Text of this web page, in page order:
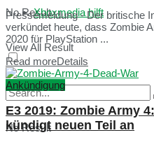
No Result
View All Result
Xboxmedia hilft
No Result
Pressemeldung - Der britische
verkündet heute, dass Zombie
2020 für PlayStation ...
Read moreDetails
Ankündigung
E3 2019: Zombie Army
kündigt neuen Teil an